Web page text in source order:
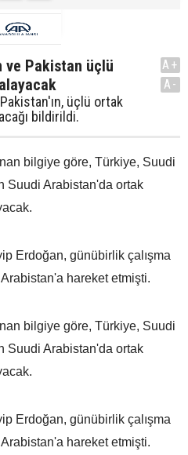
ve Pakistan üçlü
üçlü ortak
bildirildi.
A+
A-
bilgiye göre, Türkiye, Suudi
Suudi Arabistan'da ortak
Erdoğan, günübirlik çalışma
hareket etmişti.
bilgiye göre, Türkiye, Suudi
Suudi Arabistan'da ortak
Erdoğan, günübirlik çalışma
hareket etmişti.